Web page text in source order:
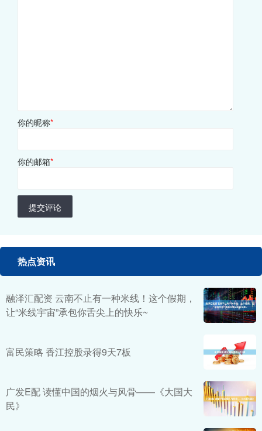
你的昵称*
你的邮箱*
提交评论
热点资讯
融泽汇配资 云南不止有一种米线！这个假期，
让“米线宇宙”承包你舌尖上的快乐~
富民策略 香江控股录得9天7板
广发E配 读懂中国的烟火与风骨——《大国大
民》